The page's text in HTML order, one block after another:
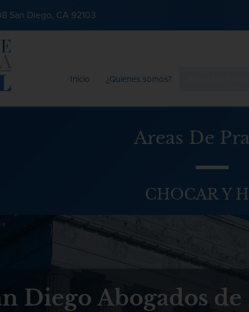
San Diego, CA 92103
Inicio ¿Quienes somos?
Areas De
CHOCAR Y
Diego Abogados